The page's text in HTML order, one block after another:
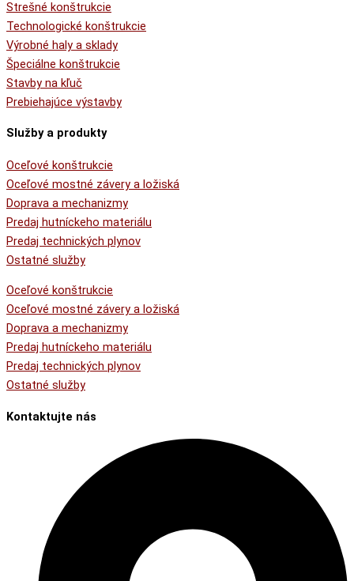
Strešné konštrukcie
Technologické konštrukcie
Výrobné haly a sklady
Špeciálne konštrukcie
Stavby na kľuč
Prebiehajúce výstavby
Služby a produkty
Oceľové konštrukcie
Oceľové mostné závery a ložiská
Doprava a mechanizmy
Predaj hutníckeho materiálu
Predaj technických plynov
Ostatné služby
Oceľové konštrukcie
Oceľové mostné závery a ložiská
Doprava a mechanizmy
Predaj hutníckeho materiálu
Predaj technických plynov
Ostatné služby
Kontaktujte nás